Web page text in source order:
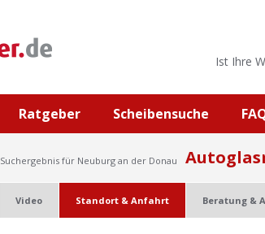
Ist Ihre
Ratgeber Scheibensuche
Suchergebnis für Neuburg an der Donau
Video Standort & Anfahrt Beratung &